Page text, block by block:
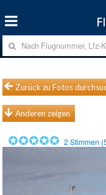
Zurück zu Fotos
Anderen zeigen
2 Stimmen (